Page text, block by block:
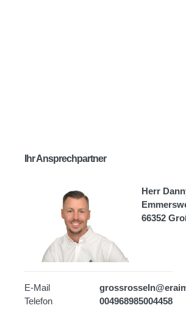
Ihr Ansprechpartner
Herr
66352
E-Mail
Telefon
004968985004458